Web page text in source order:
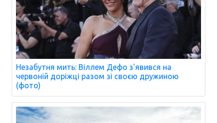
Незабутня мить: Віллем Дефо з'явився на
червоній доріжці разом зі своєю дружиною
(фото)